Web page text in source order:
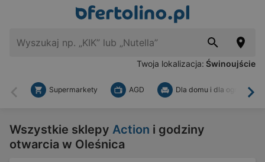
Twoja lokalizacja: Świnoujście
Wstecz
Supermarkety AGD Dla domu i dla ogrodu
Wszystkie sklepy Action i godziny
otwarcia w Oleśnica